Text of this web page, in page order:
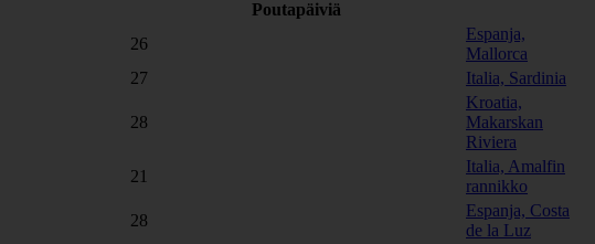
Poutapäiviä
26
Espanja,
Mallorca
27 Italia, Sardinia
28
Kroatia,
Makarskan
Riviera
21
Italia, Amalfin
rannikko
28
Espanja, Costa
de la Luz